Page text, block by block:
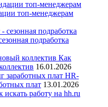
топ-менеджерам
подработка
Как
16.01.2026
HR-
плат 13.01.2026
искать работу на hh.ru